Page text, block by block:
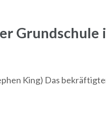
Grundschule
King) Das